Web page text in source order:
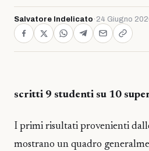
Salvatore Indelicato · 24 Giugno
scritti 9 studenti su 10
I primi risultati provenienti
mostrano un quadro